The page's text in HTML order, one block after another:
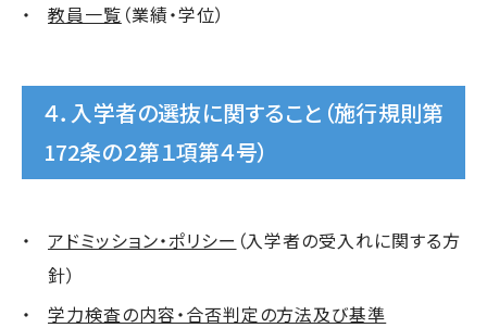
教員一覧 （業績・学位）
４．入学者の選抜に関すること（施行規則第
172条の２第１項第４号）
アドミッション・ポリシー （入学者の受入れに関する方
針）
学力検査の内容・合否判定の方法及び基準